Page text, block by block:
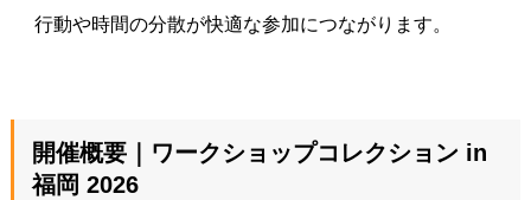
行動や時間の分散が快適な参加につながります。
開催概要｜ワークショップコレクション in
福岡 2026